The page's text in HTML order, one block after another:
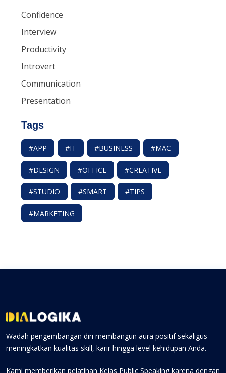
Confidence
Interview
Productivity
Introvert
Communication
Presentation
Tags
#APP #IT #BUSINESS #MAC
#DESIGN #OFFICE #CREATIVE
#STUDIO #SMART #TIPS
#MARKETING
Wadah pengembangan diri membangun aura positif sekaligus
meningkatkan kualitas skill, karir hingga level kehidupan Anda.
Kami memberikan pelatihan Kelas Public Speaking karena dengan